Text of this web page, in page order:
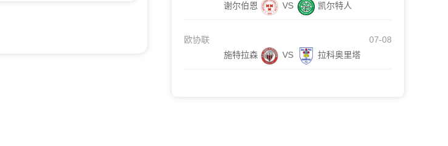
谢尔伯恩
VS 凯尔特人
欧协联
07-08
施特拉森
VS 拉科奥里塔